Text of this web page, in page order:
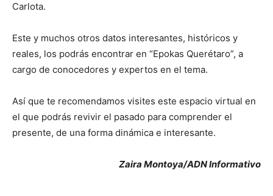
Carlota.
Este y muchos otros datos interesantes, históricos y
reales, los podrás encontrar en “Epokas Querétaro”, a
cargo de conocedores y expertos en el tema.
Así que te recomendamos visites este espacio virtual en
el que podrás revivir el pasado para comprender el
presente, de una forma dinámica e interesante.
Zaira Montoya/ADN Informativo